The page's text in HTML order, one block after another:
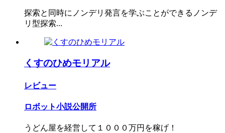
探索と同時にノンデリ発言を学ぶことができるノンデ
リ型探索...
くすのひめモリアル
レビュー
ロボット小説公開所
うどん屋を経営して１０００万円を稼げ！